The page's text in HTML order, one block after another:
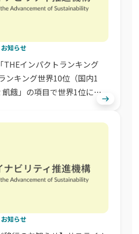
お知らせ
THEインパクトランキング
ンキング世界10位（国内1
餓」の項目で世界1位にラ
お知らせ